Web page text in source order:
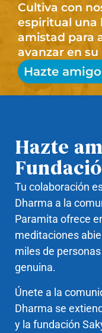
Cultiva con
espiritual una
amistad para
avanzar en
Hazte
Hazte
Tu colaboración
Dharma a la
Paramita ofrece
meditaciones
miles de
genuina.
Únete a la
Dharma se
y la fundación